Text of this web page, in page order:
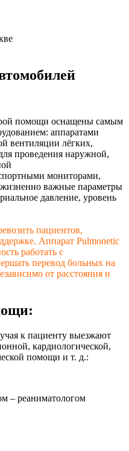
помощи оснащены самым
аппаратами
вентиляции лёгких,
проведения наружной,
мониторами,
важные параметры
давление, уровень
пациентов,
Аппарат Pulmonetic
работать с
перевод больных на
от расстояния и
к пациенту выезжают
кардиологической,
помощи и т. д.:
– реаниматологом